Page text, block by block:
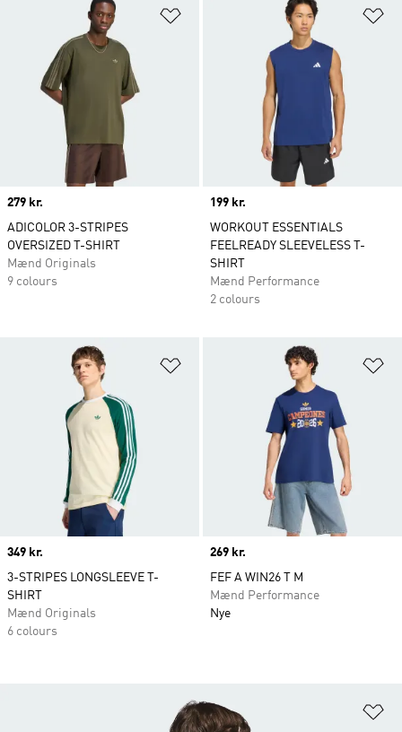
Føj til ønskeliste
Price
279 kr.
ADICOLOR 3-STRIPES
OVERSIZED T-SHIRT
Mænd Originals
9 colours
Price
199 kr.
WORKOUT ESSENTIALS
FEELREADY SLEEVELESS T-
SHIRT
Mænd Performance
2 colours
Føj til ønskeliste
Price
349 kr.
3-STRIPES LONGSLEEVE T-
SHIRT
Mænd Originals
6 colours
Price
269 kr.
FEF A WIN26 T M
Mænd Performance
Nye